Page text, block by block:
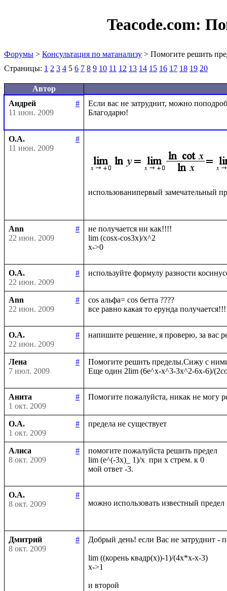
Teacode.com:
Форумы > Консультация по матанализу > Помогите решить
Страницы: 1 2 3 4 5 6 7 8 9 10 11 12 13 14 15 16 17 18 19 20
Автор
Андрей
#
11 июн. 2009
Если вас не затруднит, можно
О.А.
#
11 июн. 2009
использованипервый замечательный
Ann
#
22 июн. 2009
не получается ни как!!!!
lim (cosx-cos3x)/x^2
О.А.
#
22 июн. 2009
Ann
#
22 июн. 2009
cos альфа= cos бетта ????
О.А.
#
22 июн. 2009
Лена
#
7 июл. 2009
Помогите решить пределы.Сижу с
Анита
#
1 окт. 2009
О.А.
#
1 окт. 2009
Алиса
#
8 окт. 2009
помогите пожалуйста решить предел
lim (e^(-3x)_ 1)/x  при х стрем. к 0
О.А.
#
8 окт. 2009
можно использовать известный предел
Дмитрий
#
8 окт. 2009
Добрый день! если Вас не затруднит -
lim ((корень квадр(x))-1)/(4x*x-x-3)
x->1
и второй